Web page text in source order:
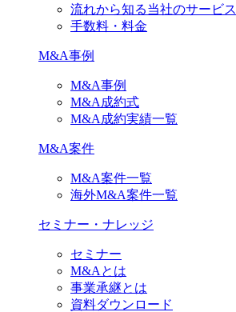
流れから知る当社のサービス
手数料・料金
M&A事例
M&A事例
M&A成約式
M&A成約実績一覧
M&A案件
M&A案件一覧
海外M&A案件一覧
セミナー・ナレッジ
セミナー
M&Aとは
事業承継とは
資料ダウンロード